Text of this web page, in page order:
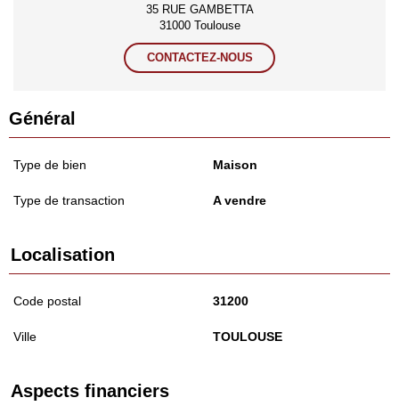
35 RUE GAMBETTA
31000 Toulouse
CONTACTEZ-NOUS
Général
Type de bien Maison
Type de transaction A vendre
Localisation
Code postal 31200
Ville TOULOUSE
Aspects financiers